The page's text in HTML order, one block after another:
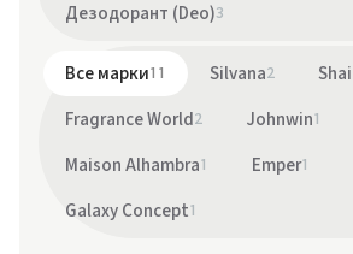
Дезодорант (Deo)3
Все марки11 Silvana2
Fragrance World 2 Johnwin1
Maison Alhambra1 Emper1
Galaxy Concept1